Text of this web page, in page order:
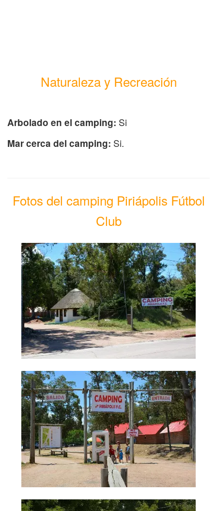
Naturaleza y Recreación
Arbolado en el camping: Si
Mar cerca del camping: Si.
Fotos del camping Piriápolis Fútbol
Club